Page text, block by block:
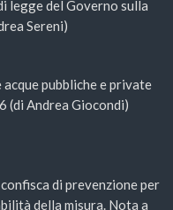
legge del Governo sulla
Sereni)
pubbliche e private
(di Andrea Giocondi)
di prevenzione per
della misura. Nota a